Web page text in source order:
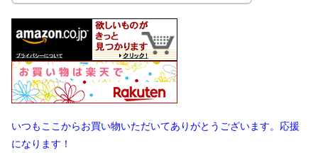
いつもここからお買い物いただいてありがとうございます。応援
になります！